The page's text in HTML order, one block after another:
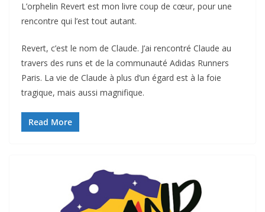
L’orphelin Revert est mon livre coup de cœur, pour une
rencontre qui l’est tout autant.
Revert, c’est le nom de Claude. J’ai rencontré Claude au
travers des runs et de la communauté Adidas Runners
Paris. La vie de Claude à plus d’un égard est à la foie
tragique, mais aussi magnifique.
Read More